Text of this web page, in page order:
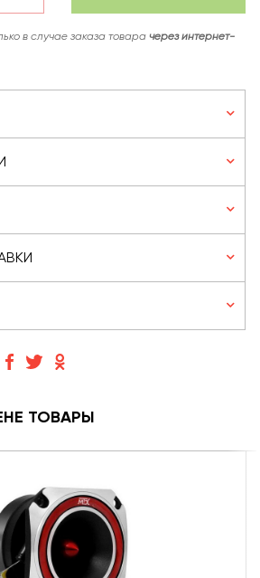
в случае заказа товара через интернет-
ТОВАРЫ